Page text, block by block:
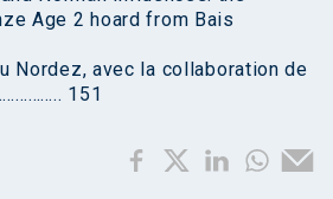
Age 2 hoard from Bais
Nordez, avec la collaboration de
151